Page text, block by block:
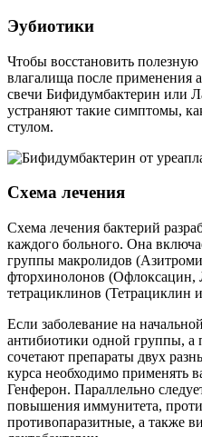
Эубиотики
Чтобы восстановить
влагалища после применения
свечи Бифидумбактерин или
устраняют такие симптомы,
стулом.
Схема лечения
Схема лечения бактерий
каждого больного. Она
группы макролидов
фторхинолонов (Офлоксацин,
тетрациклинов (Тетрациклин
Если заболевание на
антибиотики одной группы,
сочетают препараты двух
курса необходимо применять
Генферон. Параллельно
повышения иммунитета,
противопаразитные, а также